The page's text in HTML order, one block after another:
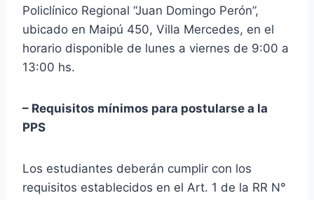
Policlínico Regional “Juan Domingo Perón”,
ubicado en Maipú 450, Villa Mercedes, en el
horario disponible de lunes a viernes de 9:00 a
13:00 hs.
– Requisitos mínimos para postularse a la
PPS
Los estudiantes deberán cumplir con los
requisitos establecidos en el Art. 1 de la RR N°